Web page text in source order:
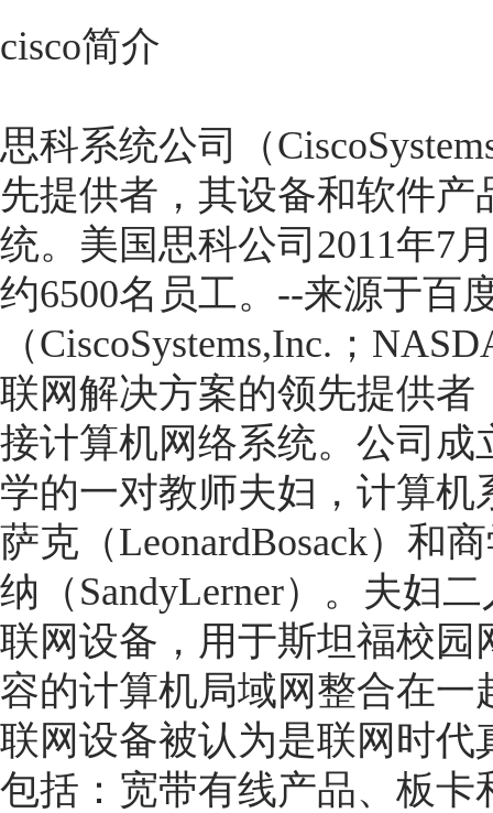
cisco简介
思科系统公司（
先提供者，其设备和软件
统。美国思科公司2011年7
约6500名员工。--来源于百
（CiscoSystems,Inc.；
联网解决方案的领先提供
接计算机网络系统。公司成
学的一对教师夫妇，计算机
萨克（LeonardBosack）和
纳（SandyLerner）。夫妇
联网设备，用于斯坦福校园
容的计算机局域网整合在
联网设备被认为是联网时
包括：宽带有线产品、板卡